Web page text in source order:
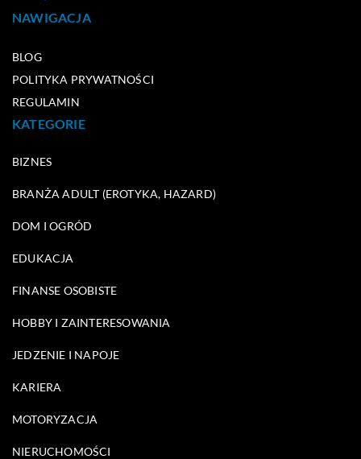
NAWIGACJA
BLOG
POLITYKA PRYWATNOŚCI
REGULAMIN
KATEGORIE
BIZNES
BRANŻA ADULT (EROTYKA, HAZARD)
DOM I OGRÓD
EDUKACJA
FINANSE OSOBISTE
HOBBY I ZAINTERESOWANIA
JEDZENIE I NAPOJE
KARIERA
MOTORYZACJA
NIERUCHOMOŚCI